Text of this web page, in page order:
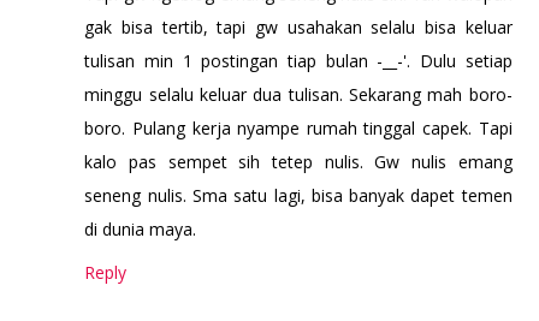
gak bisa tertib, tapi gw usahakan selalu bisa keluar
tulisan min 1 postingan tiap bulan -__-'. Dulu setiap
minggu selalu keluar dua tulisan. Sekarang mah boro-
boro. Pulang kerja nyampe rumah tinggal capek. Tapi
kalo pas sempet sih tetep nulis. Gw nulis emang
seneng nulis. Sma satu lagi, bisa banyak dapet temen
di dunia maya.
Reply